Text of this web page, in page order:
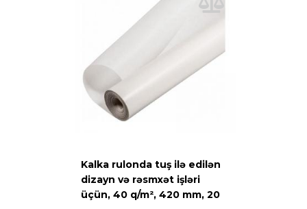
Kalka rulonda tuş ilə edilən
dizayn və rəsmxət işləri
üçün, 40 q/m², 420 mm, 20